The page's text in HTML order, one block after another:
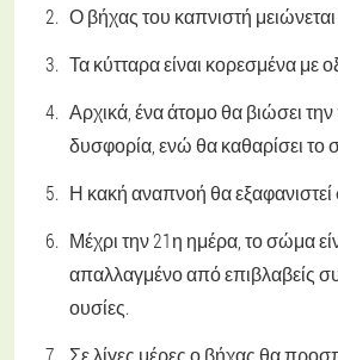
Ο βήχας του καπνιστή
Τα κύτταρα είναι κορεσμένα με
Αρχικά, ένα άτομο θα βιώσει την
δυσφορία, ενώ θα καθαρίσει το
Η κακή αναπνοή θα
Μέχρι την 21η ημέρα, το σώμα
απαλλαγμένο από επιβλαβείς
ουσίες.